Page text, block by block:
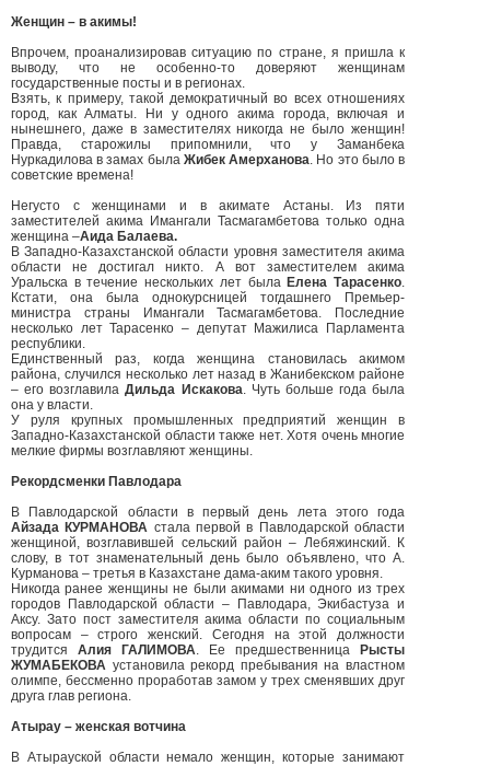
Женщин – в акимы!
Впрочем, проанализировав ситуацию по стране, я пришла к
выводу, что не особенно-то доверяют женщинам
государственные посты и в регионах.
Взять, к примеру, такой демократичный во всех отношениях
город, как Алматы. Ни у одного акима города, включая и
нынешнего, даже в заместителях никогда не было женщин!
Правда, старожилы припомнили, что у Заманбека
Нуркадилова в замах была Жибек Амерханова. Но это было в
советские времена!
Негусто с женщинами и в акимате Астаны. Из пяти
заместителей акима Имангали Тасмагамбетова только одна
женщина –Аида Балаева.
В Западно-Казахстанской области уровня заместителя акима
области не достигал никто. А вот заместителем акима
Уральска в течение нескольких лет была Елена Тарасенко.
Кстати, она была однокурсницей тогдашнего Премьер-
министра страны Имангали Тасмагамбетова. Последние
несколько лет Тарасенко – депутат Мажилиса Парламента
республики.
Единственный раз, когда женщина становилась акимом
района, случился несколько лет назад в Жанибекском районе
– его возглавилаДильда Искакова. Чуть больше года была
она у власти.
У руля крупных промышленных предприятий женщин в
Западно-Казахстанской области также нет. Хотя очень многие
мелкие фирмы возглавляют женщины.
Рекордсменки Павлодара
В Павлодарской области в первый день лета этого года
Айзада КУРМАНОВА стала первой в Павлодарской области
женщиной, возглавившей сельский район – Лебяжинский. К
слову, в тот знаменательный день было объявлено, что А.
Курманова – третья в Казахстане дама-аким такого уровня.
Никогда ранее женщины не были акимами ни одного из трех
городов Павлодарской области – Павлодара, Экибастуза и
Аксу. Зато пост заместителя акима области по социальным
вопросам – строго женский. Сегодня на этой должности
трудится Алия ГАЛИМОВА. Ее предшественница
Рысты
ЖУМАБЕКОВА установила рекорд пребывания на властном
олимпе, бессменно проработав замом у трех сменявших друг
друга глав региона.
Атырау – женская вотчина
В Атырауской области немало женщин, которые занимают